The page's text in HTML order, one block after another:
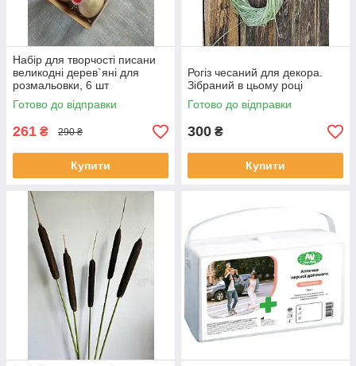
Набір для творчості писани
великодні дерев`яні для
розмальовки, 6 шт
Готово до відправки
261 ₴ 290 ₴
Купити
Рогіз чесаний для декора.
Зібраний в цьому році
Готово до відправки
300 ₴
Купити